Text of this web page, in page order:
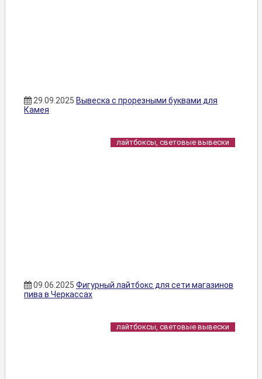
29.09.2025 Вывеска с прорезными буквами для
Камея
лайтбоксы, световые вывески
09.06.2025 Фигурный лайтбокс для сети магазинов
пива в Черкассах
лайтбоксы, световые вывески